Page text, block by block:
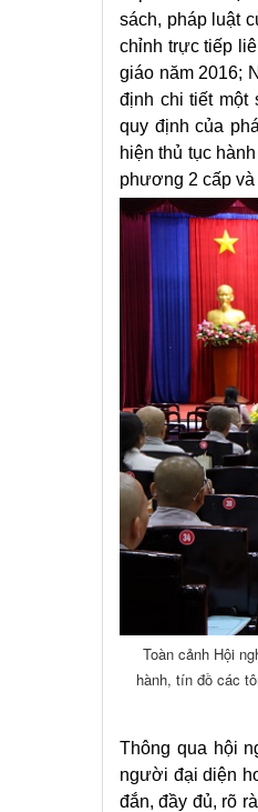
sách, pháp luật
chỉnh trực tiếp
giáo năm 2016;
định chi tiết một
quy định của
hiện thủ tục
phương 2 cấp
Toàn cảnh Hội
hành, tín đồ các
Thông qua hội
người đại diện
đắn, đầy đủ, rõ